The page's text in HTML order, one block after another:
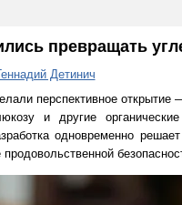
превращать
Детинич
перспективное
и другие
одновременно